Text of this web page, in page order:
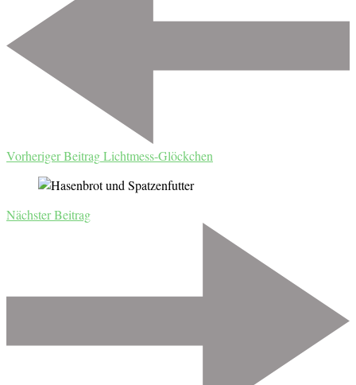
Vorheriger BeitragLichtmess-Glöckchen
Nächster Beitrag